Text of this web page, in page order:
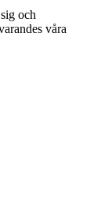
och
våra